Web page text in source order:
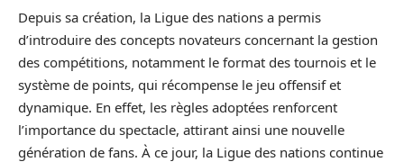
Depuis sa création, la Ligue des nations a permis
d’introduire des concepts novateurs concernant la gestion
des compétitions, notamment le format des tournois et le
système de points, qui récompense le jeu offensif et
dynamique. En effet, les règles adoptées renforcent
l’importance du spectacle, attirant ainsi une nouvelle
génération de fans. À ce jour, la Ligue des nations continue